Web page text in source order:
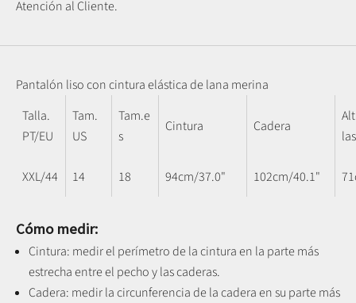
Atención al Cliente.
Pantalón liso con cintura elástica de lana merina
Talla.
PT/EU
Tam.
US
Tam.e
s
Cintura Cadera
XXL/44 14 18 94cm/37.0" 102cm/40.1"
Cómo medir:
Cintura: medir el perímetro de la cintura en la parte más
estrecha entre el pecho y las caderas.
Cadera: medir la circunferencia de la cadera en su parte más